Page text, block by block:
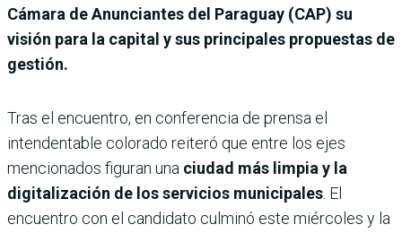
Cámara de Anunciantes del Paraguay (CAP) su
visión para la capital y sus principales propuestas de
gestión.
Tras el encuentro, en conferencia de prensa el
intendentable colorado reiteró que entre los ejes
mencionados figuran una ciudad más limpia y la
digitalización de los servicios municipales. El
encuentro con el candidato culminó este miércoles y la